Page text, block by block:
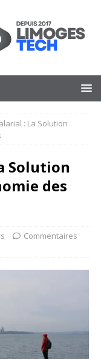
: La Solution
Solution
des
Commentaires